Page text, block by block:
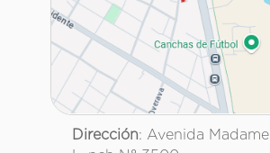
Dirección: Avenida Madame